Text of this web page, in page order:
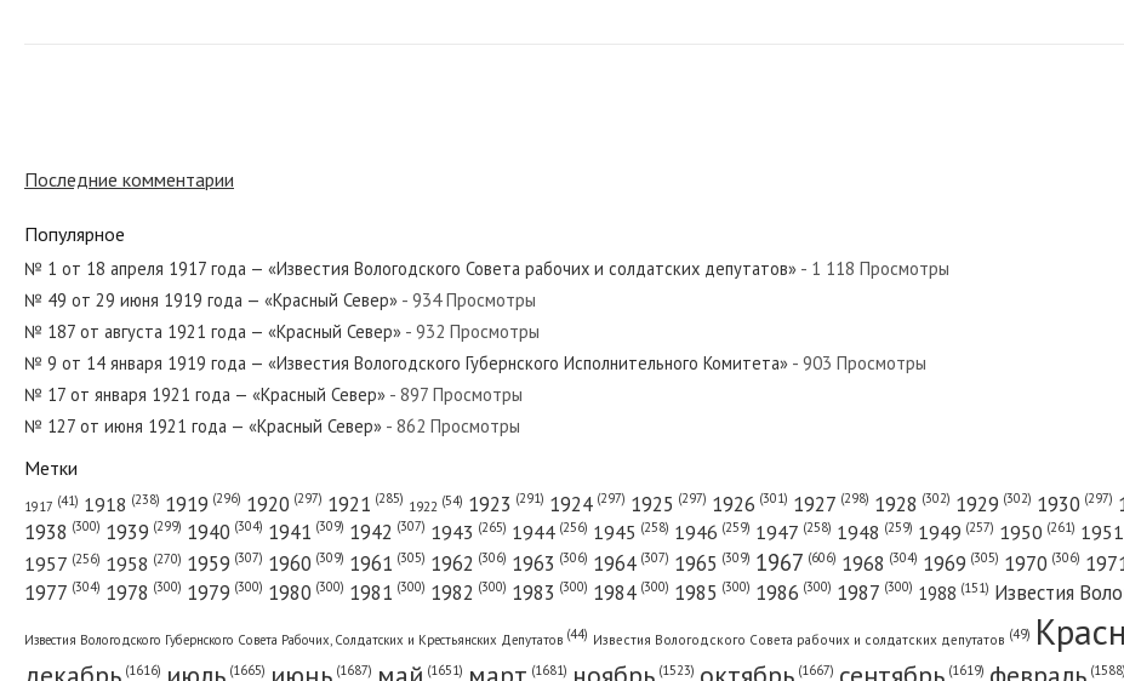
№ 71 от марта 1931 года — «Красный Север»
№ 150 от июня 1960 года — «Красный Север»
№ 79 от апреля 1979 года — «Красный Север»
Последние комментарии
Популярное
№ 1 от 18 апреля 1917 года — «Известия Вологодского Совета рабочих и солдатских депутатов» - 1 118 Просмотры
№ 49 от 29 июня 1919 года — «Красный Север» - 934 Просмотры
№ 187 от августа 1921 года — «Красный Север» - 932 Просмотры
№ 9 от 14 января 1919 года — «Известия Вологодского Губернского Исполнительного Комитета» - 903 Просмотры
№ 17 от января 1921 года — «Красный Север» - 897 Просмотры
№ 127 от июня 1921 года — «Красный Север» - 862 Просмотры
Метки
1917 (41) 1918 (238) 1919 (296) 1920 (297) 1921 (285) 1922 (54) 1923 (291) 1924 (297) 1925 (297) 1926 (301) 1927 (298) 1928 (302) 1929 (302) 1930 (297)
1938 (300) 1939 (299) 1940 (304) 1941 (309) 1942 (307) 1943 (265) 1944 (256) 1945 (258) 1946 (259) 1947 (258) 1948 (259) 1949 (257) 1950 (261) 1951
1957 (256) 1958 (270) 1959 (307) 1960 (309) 1961 (305) 1962 (306) 1963 (306) 1964 (307) 1965 (309) 1967 (606) 1968 (304) 1969 (305) 1970 (306)
1977 (304) 1978 (300) 1979 (300) 1980 (300) 1981 (300) 1982 (300) 1983 (300) 1984 (300) 1985 (300) 1986 (300) 1987 (300) 1988 (151) Известия
Известия Вологодского Губернского Совета Рабочих, Солдатских и Крестьянских Депутатов (44) Известия Вологодского Совета рабочих и солдатских депутатов (49)
(1616) (1665) (1687) (1651) (1681) (1523) (1667) (1619) (1588)